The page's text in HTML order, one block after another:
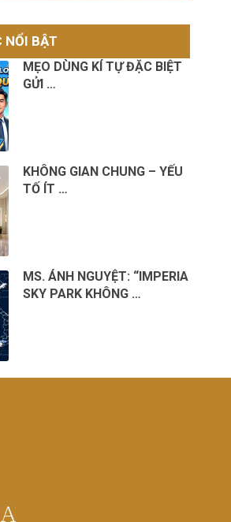
NỔI BẬT
MẸO DÙNG KÍ TỰ ĐẶC BIỆT
GỬI …
KHÔNG GIAN CHUNG – YẾU
TỐ ÍT …
MS. ÁNH NGUYỆT: “IMPERIA
SKY PARK KHÔNG …